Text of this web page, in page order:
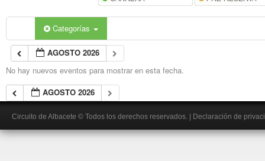
Categorías
AGOSTO 2026
No hay nuevos eventos para mostrar en esta fecha.
AGOSTO 2026
Circuito de Albacete © Todos los derechos reservados. Declaración de